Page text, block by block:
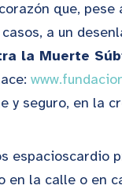
que,
a un
la Muerte
y seguro, en la
la calle o en